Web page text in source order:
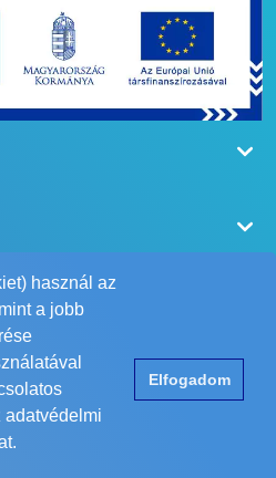
Biztonságtechnika Kft.
Adatvédelem Impresszum
használ az
a jobb
adatvédelmi
Elfogadom